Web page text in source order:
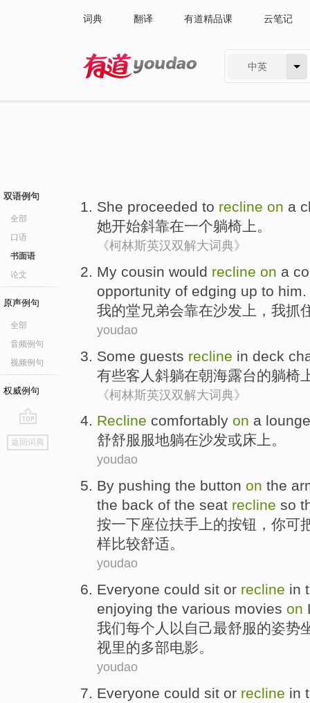
词典 翻译 有道精品课 云笔记
中英
双语例句
全部
口语
书面语
论文
原声例句
全部
音频例句
视频例句
权威例句
go
top
返回词典
She proceeded to recline on a
她开始斜靠在一个躺椅 上。
《柯林斯英汉双解大词典》
My cousin would recline on a
opportunity of edging up to him.
我的堂兄弟会靠在沙发上 ， 我抓
youdao
Some guests recline in deck
有些客人 斜躺在朝海露台的躺椅
《柯林斯英汉双解大词典》
Recline comfortably on a lounge
舒舒服服地躺在沙发或床上。
youdao
By pushing the button on the
the back of the seat recline so
按一下座位扶手上的按钮 ， 你可
样比较舒适。
youdao
Everyone could sit or recline in
enjoying the various movies on
我们每个人 以自己最舒服的姿势
视里的多部电影。
youdao
Everyone could sit or recline in